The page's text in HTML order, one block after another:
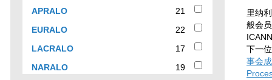
organization
APRALO21
21
EURALO22
22
LACRALO17
17
NARALO19
19
里纳
般会
下一
事会